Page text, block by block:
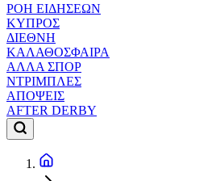
ΡΟΗ ΕΙΔΗΣΕΩΝ
ΚΥΠΡΟΣ
ΔΙΕΘΝΗ
ΚΑΛΑΘΟΣΦΑΙΡΑ
ΑΛΛΑ ΣΠΟΡ
ΝΤΡΙΜΠΛΕΣ
ΑΠΟΨΕΙΣ
AFTER DERBY